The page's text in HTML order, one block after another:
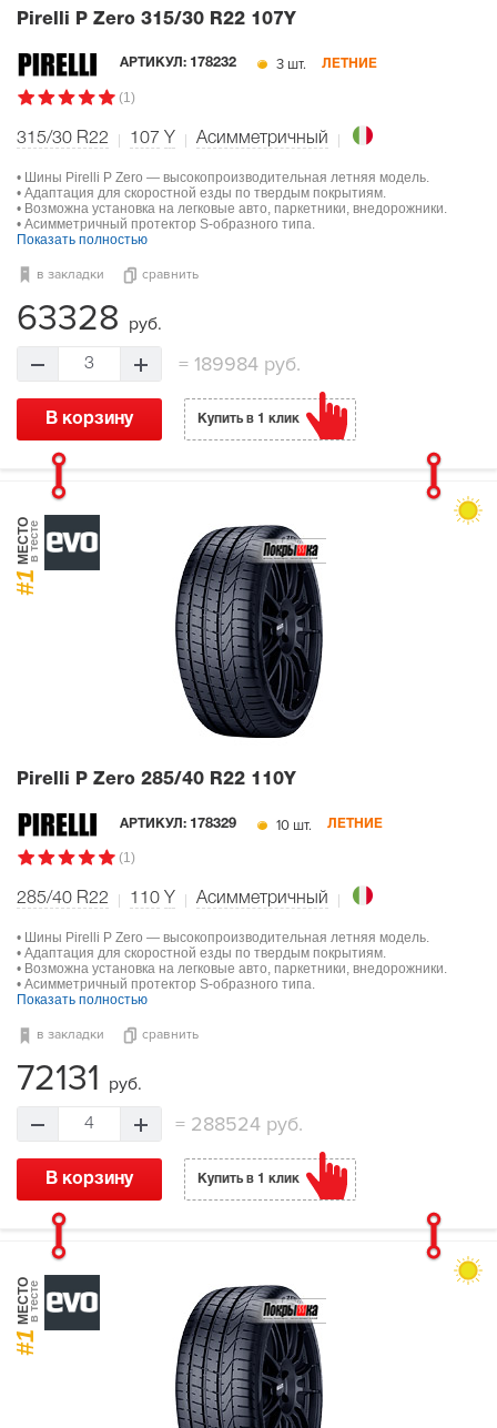
Pirelli P Zero 315/30 R22 107Y
АРТИКУЛ: 178232 3 шт. ЛЕТНИЕ
(1)
315/30 R22 107 Y Асимметричный
• Шины Pirelli P Zero — высокопроизводительная летняя модель.
• Адаптация для скоростной езды по твердым покрытиям.
• Возможна установка на легковые авто, паркетники, внедорожники.
• Асимметричный протектор S-образного типа.
Показать полностью
в закладки сравнить
63328 руб.
3 =189984 руб.
В корзину Купить в 1 клик
#1
МЕСТОв тесте
Pirelli P Zero 285/40 R22 110Y
АРТИКУЛ: 178329 10 шт. ЛЕТНИЕ
(1)
285/40 R22 110 Y Асимметричный
• Шины Pirelli P Zero — высокопроизводительная летняя модель.
• Адаптация для скоростной езды по твердым покрытиям.
• Возможна установка на легковые авто, паркетники, внедорожники.
• Асимметричный протектор S-образного типа.
Показать полностью
в закладки сравнить
72131 руб.
4 = 288524 руб.
В корзину Купить в 1 клик
#1
МЕСТОв тесте